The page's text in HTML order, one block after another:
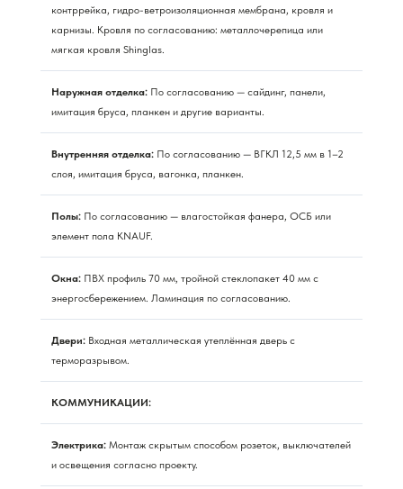
контррейка, гидро-ветроизоляционная мембрана, кровля и
карнизы. Кровля по согласованию: металлочерепица или
мягкая кровля Shinglas.
Наружная отделка: По согласованию — сайдинг, панели,
имитация бруса, планкен и другие варианты.
Внутренняя отделка: По согласованию — ВГКЛ 12,5 мм в 1–2
слоя, имитация бруса, вагонка, планкен.
Полы: По согласованию — влагостойкая фанера, ОСБ или
элемент пола KNAUF.
Окна: ПВХ профиль 70 мм, тройной стеклопакет 40 мм с
энергосбережением. Ламинация по согласованию.
Двери: Входная металлическая утеплённая дверь с
терморазрывом.
КОММУНИКАЦИИ:
Электрика: Монтаж скрытым способом розеток, выключателей
и освещения согласно проекту.